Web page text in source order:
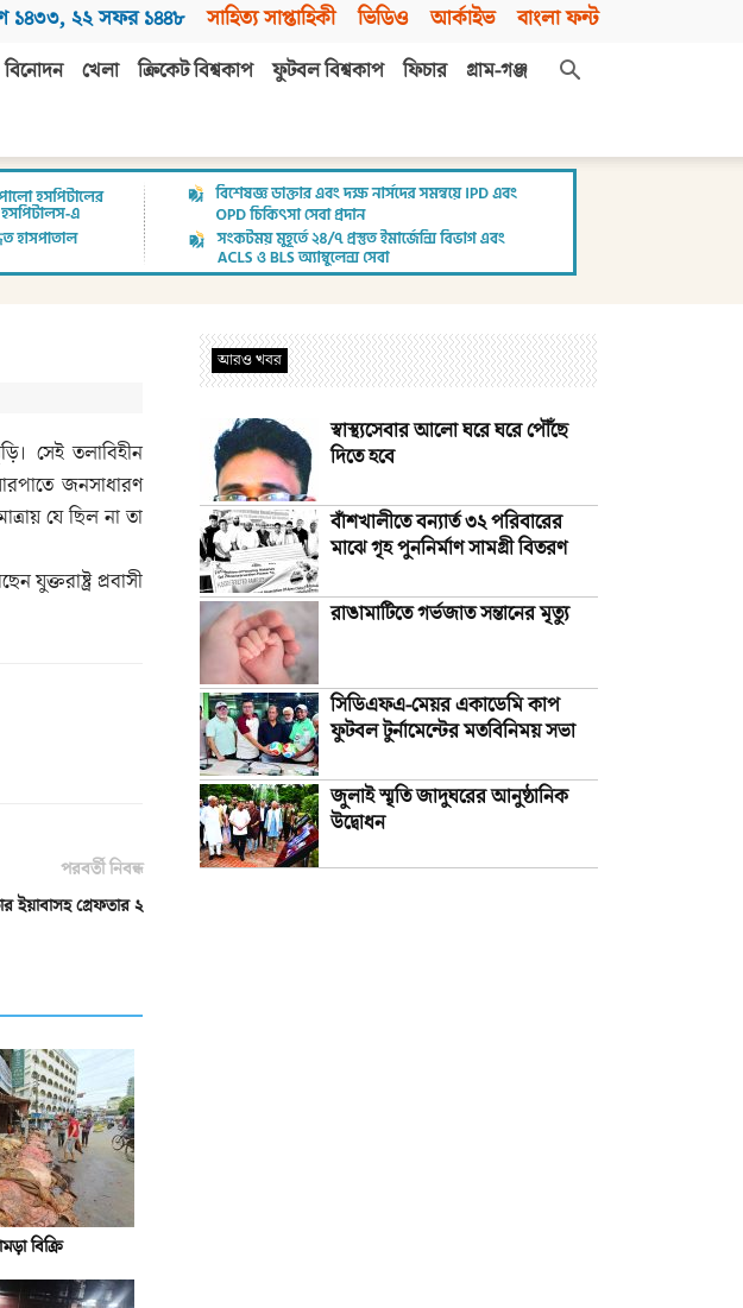
১৪৩৩, ২২ সফর ১৪৪৮ সাহিত্য সাপ্তাহিকী ভিডিও আর্কাইভ বাংলা ফন্ট
বিনোদন খেলা ক্রিকেট বিশ্বকাপ ফুটবল বিশ্বকাপ ফিচার
গ্রাম-গঞ্জ
সেই তলাবিহীন
জনসাধারণ
যে ছিল না তা
প্রবাসী
পরবর্তী নিবন্ধ
ইয়াবাসহ গ্রেফতার ২
বিক্রি
আরও খবর
স্বাস্থ্যসেবার আলো ঘরে ঘরে পৌঁছে
দিতে হবে
বাঁশখালীতে বন্যার্ত ৩২ পরিবারের
মাঝে গৃহ পুননির্মাণ সামগ্রী বিতরণ
রাঙামাটিতে গর্ভজাত সন্তানের মৃত্যু
সিডিএফএ-মেয়র একাডেমি কাপ
ফুটবল টুর্নামেন্টের মতবিনিময় সভা
জুলাই স্মৃতি জাদুঘরের আনুষ্ঠানিক
উদ্বোধন